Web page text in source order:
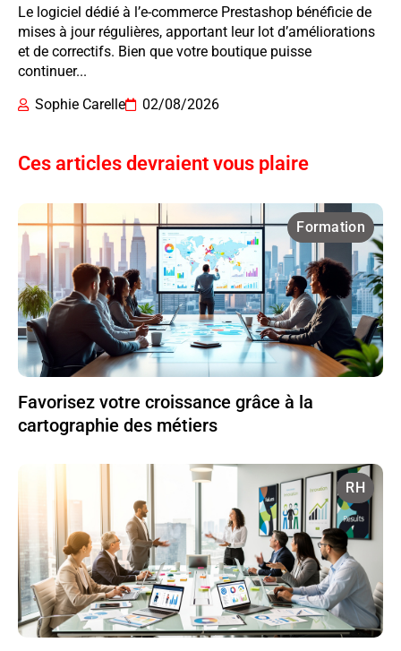
Le logiciel dédié à l’e-commerce Prestashop bénéficie de
mises à jour régulières, apportant leur lot d’améliorations
et de correctifs. Bien que votre boutique puisse
continuer...
Sophie Carelle
02/08/2026
Ces articles devraient vous plaire
Formation
Favorisez votre croissance grâce à la
cartographie des métiers
RH